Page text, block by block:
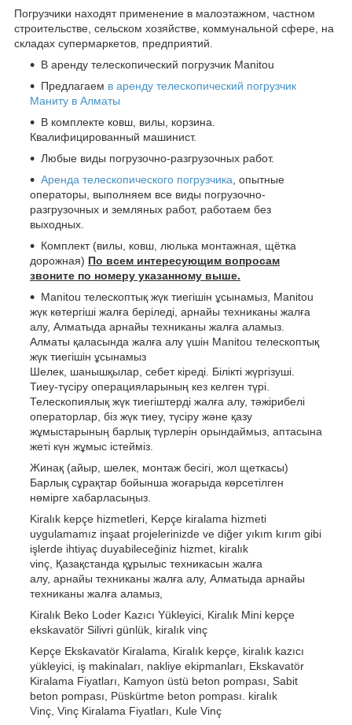
Погрузчики находят применение в малоэтажном, частном
строительстве, сельском хозяйстве, коммунальной сфере, на
складах супермаркетов, предприятий.
В аренду телескопический погрузчик Manitou
Предлагаем в аренду телескопический погрузчик
Маниту в Алматы
В комплекте ковш, вилы, корзина.
Квалифицированный машинист.
Любые виды погрузочно-разгрузочных работ.
Аренда телескопического погрузчика, опытные
операторы, выполняем все виды погрузочно-
разгрузочных и земляных работ, работаем без
выходных.
Комплект (вилы, ковш, люлька монтажная, щётка
дорожная) По всем интересующим вопросам
звоните по номеру указанному выше.
Manitou телескоптық жүк тиегішін ұсынамыз, Manitou
жүк көтергіші жалға беріледі, арнайы техниканы жалға
алу, Алматыда арнайы техниканы жалға аламыз.
Алматы қаласында жалға алу үшін Manitou телескоптық
жүк тиегішін ұсынамыз
Шелек, шанышқылар, себет кіреді. Білікті жүргізуші.
Тиеу-түсіру операцияларының кез келген түрі.
Телескопиялық жүк тиегіштерді жалға алу, тәжірибелі
операторлар, біз жүк тиеу, түсіру және қазу
жұмыстарының барлық түрлерін орындаймыз, аптасына
жеті күн жұмыс істейміз.
Жинақ (айыр, шелек, монтаж бесігі, жол щеткасы)
Барлық сұрақтар бойынша жоғарыда көрсетілген
нөмірге хабарласыңыз.
Kiralık kepçe hizmetleri, Kepçe kiralama hizmeti
uygulamamız inşaat projelerinizde ve diğer yıkım kırım gibi
işlerde ihtiyaç duyabileceğiniz hizmet, kiralık
vinç, Қазақстанда құрылыс техникасын жалға
алу, арнайы техниканы жалға алу, Алматыда арнайы
техниканы жалға аламыз,
Kiralık Beko Loder Kazıcı Yükleyici, Kiralık Mini kepçe
ekskavatör Silivri günlük, kiralık vinç
Kepçe Ekskavatör Kiralama, Kiralık kepçe, kiralık kazıcı
yükleyici, iş makinaları, nakliye ekipmanları, Ekskavatör
Kiralama Fiyatları, Kamyon üstü beton pompası, Sabit
beton pompası, Püskürtme beton pompası. kiralık
Vinç, Vinç Kiralama Fiyatları, Kule Vinç